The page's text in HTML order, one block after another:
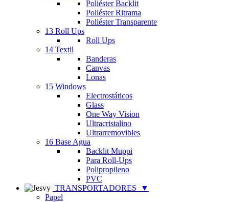
Poliéster Backlit
Poliéster Ritrama
Poliéster Transparente
13 Roll Ups
Roll Ups
14 Textil
Banderas
Canvas
Lonas
15 Windows
Electrostáticos
Glass
One Way Vision
Ultracristalino
Ultrarremovibles
16 Base Agua
Backlit Muppi
Para Roll-Ups
Polipropileno
PVC
TRANSPORTADORES
▼
Papel